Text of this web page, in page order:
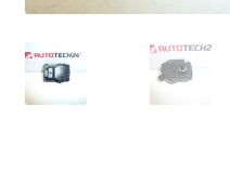
Politique de confidentialité
Procédure de Réclamation